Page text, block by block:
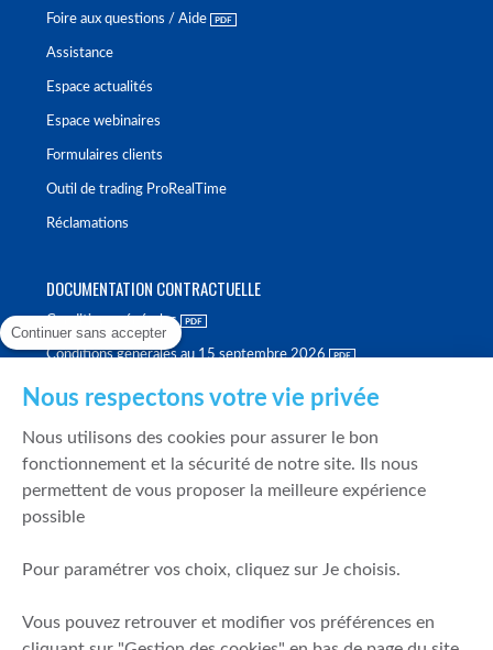
Foire aux questions / Aide
Assistance
Espace actualités
Espace webinaires
Formulaires clients
Outil de trading ProRealTime
Réclamations
DOCUMENTATION CONTRACTUELLE
Conditions générales
Conditions générales au 15 septembre 2026
Politique de meilleure sélection
Politique de durabilité
Fonds de garantie des dépôts et de résolution
Mentions légales
Continuer sans accepter
Nous respectons votre vie privée
Nous utilisons des cookies pour assurer le bon
fonctionnement et la sécurité de notre site. Ils nous
permettent de vous proposer la meilleure expérience
possible
Pour paramétrer vos choix, cliquez sur Je choisis.
Vous pouvez retrouver et modifier vos préférences en